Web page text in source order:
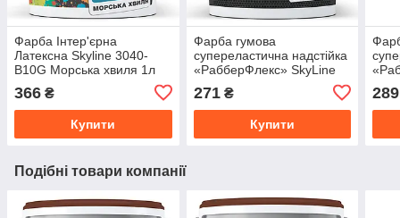
Фарба Інтер'єрна
Латексна Skyline 3040-
B10G Морська хвиля 1л
366 ₴
Купити
Фарба гумова
супереластична надстійка
«РабберФлекс» SkyLine
271₴
Купити
1,2
289
Подібні товари компанії